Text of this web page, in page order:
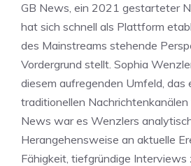
GB News, ein 2021 gestarteter
hat sich schnell als Plattform
des Mainstreams stehende
Vordergrund stellt. Sophia
diesem aufregenden Umfeld, das
traditionellen Nachrichtenkanälen
News war es Wenzlers
Herangehensweise an aktuelle
Fähigkeit, tiefgründige Interviews